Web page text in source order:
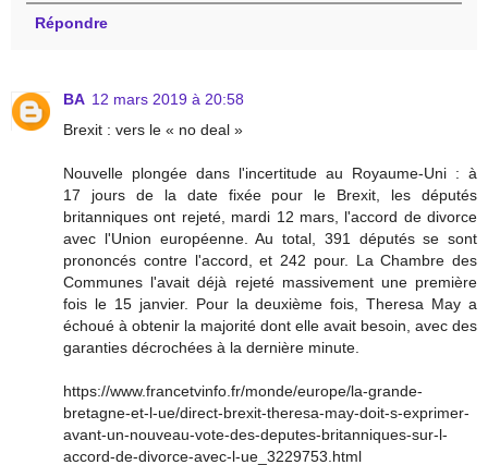
Répondre
BA 12 mars 2019 à 20:58
Brexit : vers le « no deal »
Nouvelle plongée dans l'incertitude au Royaume-Uni : à
17 jours de la date fixée pour le Brexit, les députés
britanniques ont rejeté, mardi 12 mars, l'accord de divorce
avec l'Union européenne. Au total, 391 députés se sont
prononcés contre l'accord, et 242 pour. La Chambre des
Communes l'avait déjà rejeté massivement une première
fois le 15 janvier. Pour la deuxième fois, Theresa May a
échoué à obtenir la majorité dont elle avait besoin, avec des
garanties décrochées à la dernière minute.
https://www.francetvinfo.fr/monde/europe/la-grande-
bretagne-et-l-ue/direct-brexit-theresa-may-doit-s-exprimer-
avant-un-nouveau-vote-des-deputes-britanniques-sur-l-
accord-de-divorce-avec-l-ue_3229753.html